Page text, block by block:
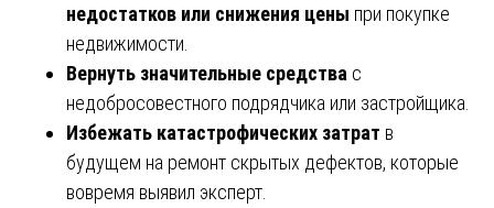
недостатков или снижения цены при покупке
недвижимости.
Вернуть значительные средства с
недобросовестного подрядчика или застройщика.
Избежать катастрофических затрат в
будущем на ремонт скрытых дефектов, которые
вовремя выявил эксперт.